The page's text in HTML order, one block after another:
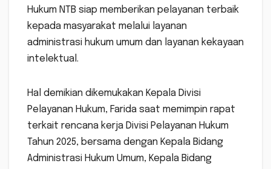
Hukum NTB siap memberikan pelayanan terbaik
kepada masyarakat melalui layanan
administrasi hukum umum dan layanan kekayaan
intelektual.
Hal demikian dikemukakan Kepala Divisi
Pelayanan Hukum, Farida saat memimpin rapat
terkait rencana kerja Divisi Pelayanan Hukum
Tahun 2025, bersama dengan Kepala Bidang
Administrasi Hukum Umum, Kepala Bidang